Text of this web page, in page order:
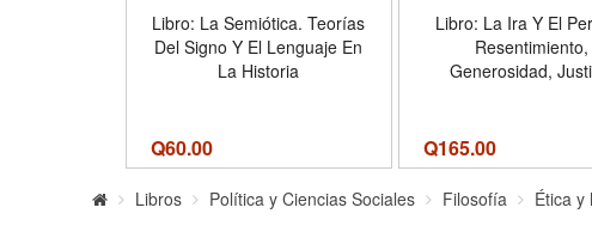
Libro: La Semiótica. Teorías
Del Signo Y El Lenguaje En
La Historia
Q60.00
Libro: La Ira Y El
Resentimiento,
Generosidad,
Q165.00
Libros Política y Ciencias Sociales Filosofía Ética y